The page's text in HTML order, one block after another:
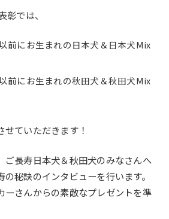
では、
前にお生まれの日本犬＆日本犬Mix
前にお生まれの秋田犬＆秋田犬Mix
ていただきます！
ご長寿日本犬＆秋田犬のみなさんへ
秘訣のインタビューを行います。
ーさんからの素敵なプレゼントを準